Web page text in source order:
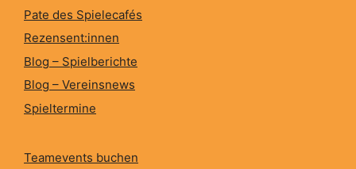
Pate des Spielecafés
Rezensent:innen
Blog – Spielberichte
Blog – Vereinsnews
Spieltermine
Teamevents buchen